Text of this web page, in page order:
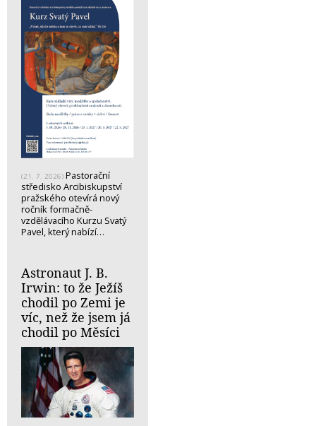
(21. 7. 2026) Pastorační
středisko Arcibiskupství
pražského otevírá nový
ročník formačně-
vzdělávacího Kurzu Svatý
Pavel, který nabízí…
Astronaut J. B.
Irwin: to že Ježíš
chodil po Zemi je
víc, než že jsem já
chodil po Měsíci